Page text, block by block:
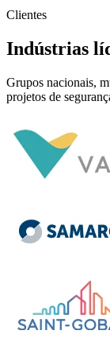
Clientes
Indústrias
Grupos nacionais,
projetos de